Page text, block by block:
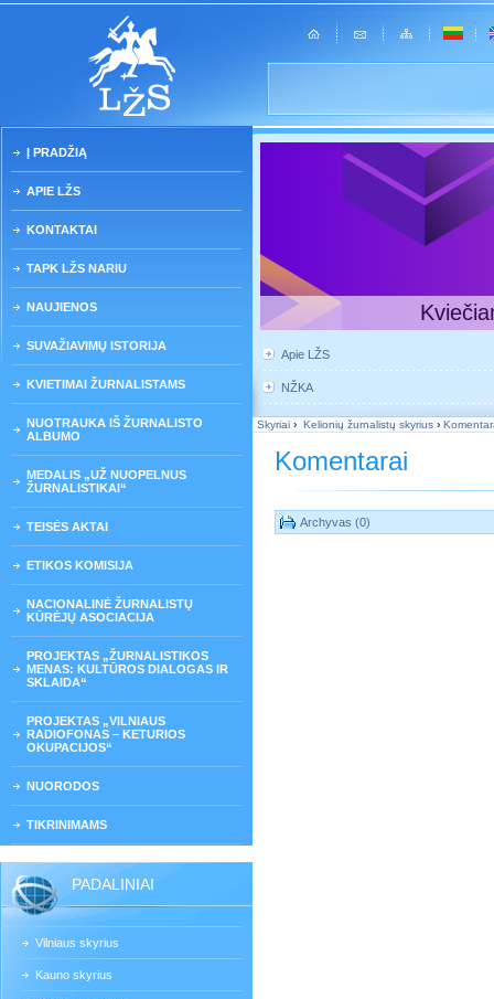
Į PRADŽIĄ
APIE LŽS
KONTAKTAI
TAPK LŽS NARIU
NAUJIENOS
SUVAŽIAVIMŲ ISTORIJA
KVIETIMAI ŽURNALISTAMS
NUOTRAUKA IŠ ŽURNALISTO
ALBUMO
MEDALIS „UŽ NUOPELNUS
ŽURNALISTIKAI“
TEISĖS AKTAI
ETIKOS KOMISIJA
NACIONALINĖ ŽURNALISTŲ
KŪRĖJŲ ASOCIACIJA
PROJEKTAS „ŽURNALISTIKOS
MENAS: KULTŪROS DIALOGAS IR
SKLAIDA“
PROJEKTAS „VILNIAUS
RADIOFONAS – KETURIOS
OKUPACIJOS“
NUORODOS
TIKRINIMAMS
PADALINIAI
Vilniaus skyrius
Kauno skyrius
Apie LŽS
NŽKA
Skyriai › Kelionių žurnalistų skyrius ›
Komentarai
Archyvas (0)